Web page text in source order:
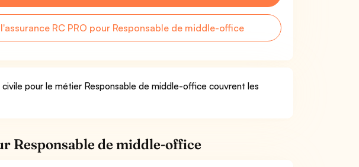
RC PRO pour Responsable de middle-office
pour le métier Responsable de middle-office couvrent les
Responsable de middle-office